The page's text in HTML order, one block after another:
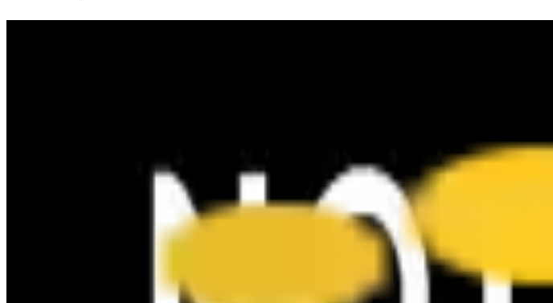
Cod reducere 10% Carturesti - CARTE ROMANEASCA